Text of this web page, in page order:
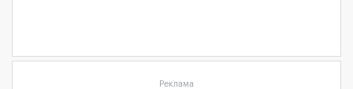
Реклама